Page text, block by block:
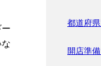
都道府
開店準